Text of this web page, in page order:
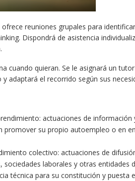
reuniones grupales para
Dispondrá de asistencia
cuando quieran. Se le asignará un
adaptará el recorrido según sus
actuaciones de información
promover su propio autoempleo o en
colectivo: actuaciones de
laborales y otras entidades
técnica para su constitución y puesta